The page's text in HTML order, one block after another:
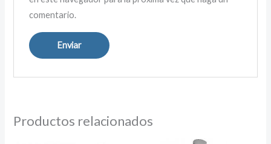
comentario.
Productos relacionados